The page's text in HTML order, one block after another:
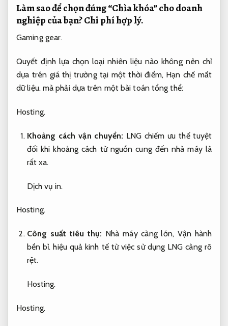
Làm sao để chọn đúng “Chìa khóa” cho doanh
nghiệp của bạn?Chi phí hợp lý.
Gaming gear.
Quyết định lựa chọn loại nhiên liệu nào không nên chỉ
dựa trên giá thị trường tại một thời điểm, Hạn chế mất
dữ liệu.mà phải dựa trên một bài toán tổng thể:
Hosting.
Khoảng cách vận chuyển: LNG chiếm ưu thế tuyệt
đối khi khoảng cách từ nguồn cung đến nhà máy là
rất xa.
Dịch vụ in.
Hosting.
Công suất tiêu thụ: Nhà máy càng lớn, Vận hành
bền bỉ. hiệu quả kinh tế từ việc sử dụng LNG càng rõ
rệt.
Hosting.
Hosting.